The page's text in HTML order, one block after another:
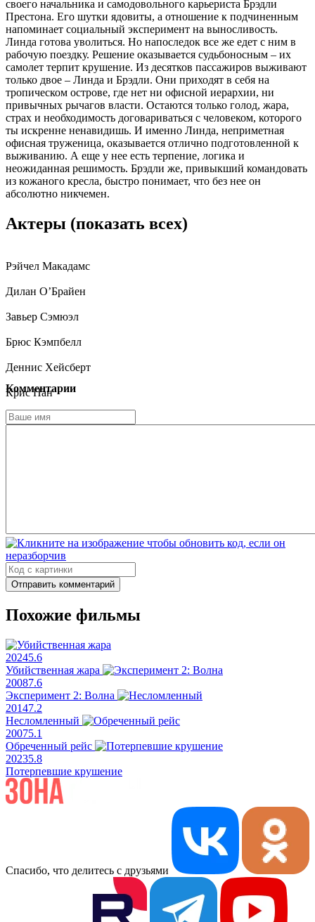
своего начальника и самодовольного карьериста Брэдли
Престона. Его шутки ядовиты, а отношение к подчиненным
напоминает социальный эксперимент на выносливость.
Линда готова уволиться. Но напоследок все же едет с ним в
рабочую поездку. Решение оказывается судьбоносным – их
самолет терпит крушение. Из десятков пассажиров выживают
только двое – Линда и Брэдли. Они приходят в себя на
тропическом острове, где нет ни офисной иерархии, ни
привычных рычагов власти. Остаются только голод, жара,
страх и необходимость договариваться с человеком, которого
ты искренне ненавидишь. И именно Линда, неприметная
офисная труженица, оказывается отлично подготовленной к
выживанию. А еще у нее есть терпение, логика и
неожиданная решимость. Брэдли же, привыкший командовать
из кожаного кресла, быстро понимает, что без нее он
абсолютно никчемен.
Актеры (показать всех)
Рэйчел Макадамс
Дилан О’Брайен
Завьер Сэмюэл
Брюс Кэмпбелл
Деннис Хейсберт
Крис Пан
Эмма Рэйми
Комментарии
Отправить комментарий
Похожие фильмы
20245.6
Убийственная жара
20087.6
Эксперимент 2: Волна
20147.2
Несломленный
20075.1
Обреченный рейс
20235.8
Потерпевшие крушение
Спасибо, что делитесь с друзьями